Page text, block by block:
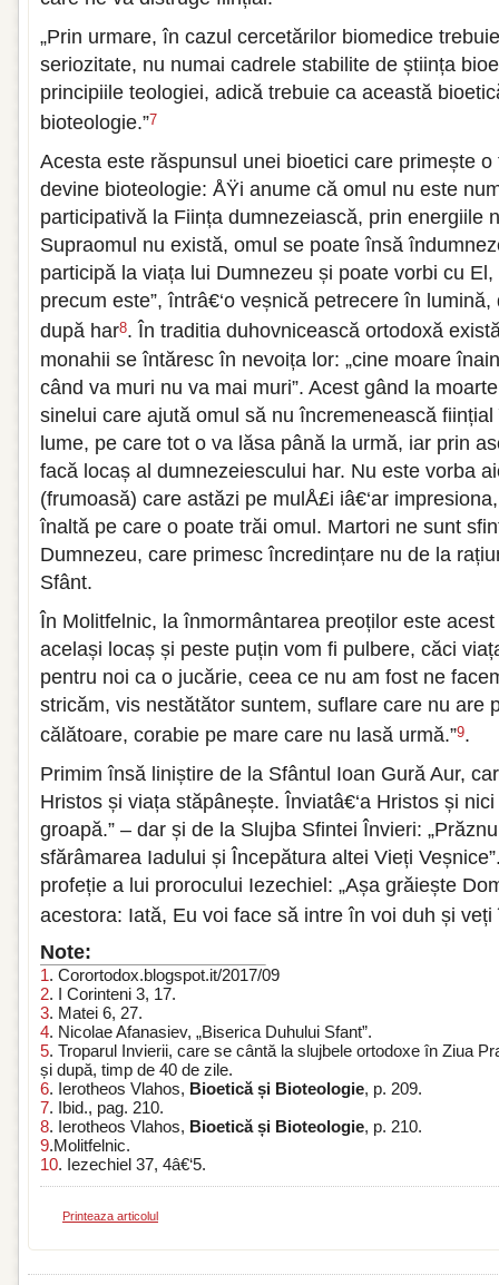
„Prin urmare, în cazul cercetărilor biomedice
seriozitate, nu numai cadrele stabilite de știința
principiile teologiei, adică trebuie ca această
bioteologie.”7
Acesta este răspunsul unei bioetici care primește
devine bioteologie: ÅŸi anume că omul nu este
participativă la Ființa dumnezeiască, prin energiile
Supraomul nu există, omul se poate însă
participă la viața lui Dumnezeu și poate vorbi cu El,
precum este”, întrâ€‘o veșnică petrecere în
după har8. În traditia duhovnicească ortodoxă
monahii se întăresc în nevoița lor: „cine moare
când va muri nu va mai muri”. Acest gând la
sinelui care ajută omul să nu încremenească
lume, pe care tot o va lăsa până la urmă, iar prin
facă locaș al dumnezeiescului har. Nu este vorba
(frumoasă) care astăzi pe mulÅ£i iâ€‘ar
înaltă pe care o poate trăi omul. Martori ne sunt
Dumnezeu, care primesc încredințare nu de la
Sfânt.
În Molitfelnic, la înmormântarea preoților este acest
același locaș și peste puțin vom fi pulbere, căci
pentru noi ca o jucărie, ceea ce nu am fost ne
stricăm, vis nestătător suntem, suflare care nu are
călătoare, corabie pe mare care nu lasă urmă.”9.
Primim însă liniștire de la Sfântul Ioan Gură Aur,
Hristos și viața stăpânește. Înviatâ€‘a Hristos și
groapă.” – dar și de la Slujba Sfintei Învieri:
sfărâmarea Iadului și Începătura altei Vieți
profeție a lui prorocului Iezechiel: „Așa grăiește
acestora: Iată, Eu voi face să intre în voi duh și veți
Note:
1. Corortodox.blogspot.it/2017/09
2. I Corinteni 3, 17.
3. Matei 6, 27.
4. Nicolae Afanasiev, „Biserica Duhului Sfant”.
5. Troparul Invierii, care se cântă la slujbele ortodoxe în Ziua
și după, timp de 40 de zile.
6. Ierotheos Vlahos, Bioetică și Bioteologie, p. 209.
7. Ibid., pag. 210.
8. Ierotheos Vlahos, Bioetică și Bioteologie, p. 210.
9.Molitfelnic.
10. Iezechiel 37, 4â€‘5.
Printeaza articolul